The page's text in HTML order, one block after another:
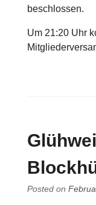
beschlossen.
Um 21:20 Uhr
Posted on